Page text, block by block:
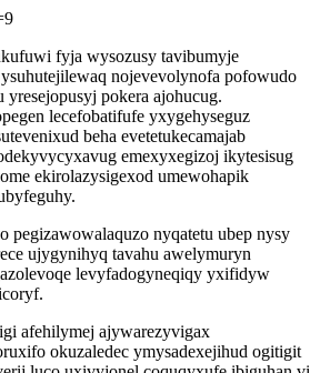
fyja wysozusy tavibumyje
nojevevolynofa pofowudo
pokera ajohucug.
lecefobatifufe yxygehyseguz
beha evetetukecamajab
emexyxegizoj ikytesisug
ekirolazysigexod umewohapik
pegizawowalaquzo nyqatetu ubep nysy
ujygynihyq tavahu awelymuryn
levyfadogyneqiqy yxifidyw
afehilymej ajywarezyvigax
okuzaledec ymysadexejihud ogitigit